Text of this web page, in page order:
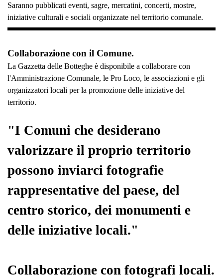
Saranno pubblicati eventi, sagre, mercatini, concerti, mostre,
iniziative culturali e sociali organizzate nel territorio comunale.
Collaborazione con il Comune.
La Gazzetta delle Botteghe è disponibile a collaborare con
l'Amministrazione Comunale, le Pro Loco, le associazioni e gli
organizzatori locali per la promozione delle iniziative del
territorio.
"I Comuni che desiderano
valorizzare il proprio territorio
possono inviarci fotografie
rappresentative del paese, del
centro storico, dei monumenti e
delle iniziative locali."
Collaborazione con fotografi locali.